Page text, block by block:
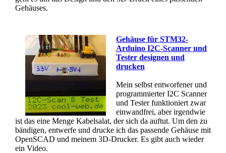
Gehäuses.
Gehäuse für STM32-
Arduino I2C-Scanner und
Tester designen und
drucken
Mein selbst entworfener und
programmierter I2C Scanner
und Tester funktioniert zwar
einwandfrei, aber irgendwie
ist das eine Menge Kabelsalat, der sich da auftut. Um den zu
bändigen, entwerfe und drucke ich das passende Gehäuse mit
OpenSCAD und meinem 3D-Drucker. Es gibt auch wieder
ein Video.